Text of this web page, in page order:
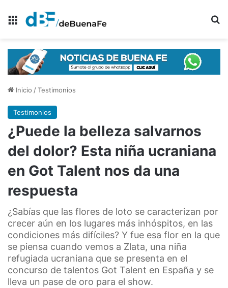
Menú
Inicio /Testimonios
Testimonios
¿Puede la belleza salvarnos
del dolor? Esta niña ucraniana
en Got Talent nos da una
respuesta
¿Sabías que las flores de loto se caracterizan por
crecer aún en los lugares más inhóspitos, en las
condiciones más difíciles? Y fue esa flor en la que
se piensa cuando vemos a Zlata, una niña
refugiada ucraniana que se presenta en el
concurso de talentos Got Talent en España y se
lleva un pase de oro para el show.